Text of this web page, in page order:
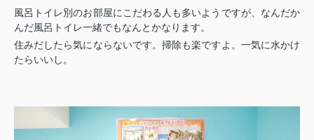
風呂トイレ別のお部屋にこだわる人も多いようですが、なんだか
んだ風呂トイレ一緒でもなんとかなります。
住みだしたら気にならないです。掃除も楽ですよ。一気に水かけ
たらいいし。